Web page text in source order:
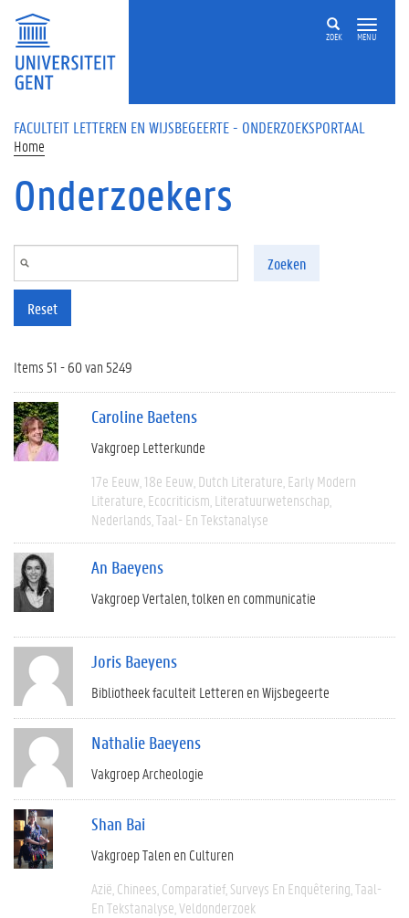
Overslaan en naar de inhoud gaan
ZOEK MENU
FACULTEIT LETTEREN EN WIJSBEGEERTE - ONDERZOEKSPORTAAL
Home
Onderzoekers
Zoeken
Reset
Items 51 - 60 van 5249
Caroline Baetens
Vakgroep Letterkunde
17e Eeuw 18e Eeuw Dutch Literature Early Modern
Literature Ecocriticism Literatuurwetenschap
Nederlands Taal- En Tekstanalyse
An Baeyens
Vakgroep Vertalen, tolken en communicatie
Joris Baeyens
Bibliotheek faculteit Letteren en Wijsbegeerte
Nathalie Baeyens
Vakgroep Archeologie
Shan Bai
Vakgroep Talen en Culturen
Azië Chinees Comparatief Surveys En Enquêtering Taal-
En Tekstanalyse Veldonderzoek